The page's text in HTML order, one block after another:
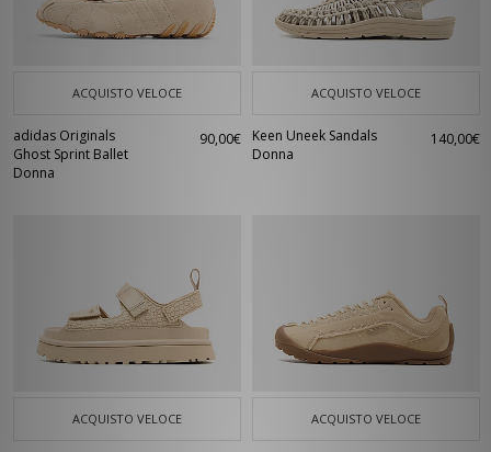
ACQUISTO VELOCE
adidas Originals
Ghost Sprint Ballet
Donna
90,00€
ACQUISTO VELOCE
Keen Uneek Sandals
Donna
140,00€
ACQUISTO VELOCE ACQUISTO VELOCE